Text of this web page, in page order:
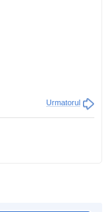
Urmatorul